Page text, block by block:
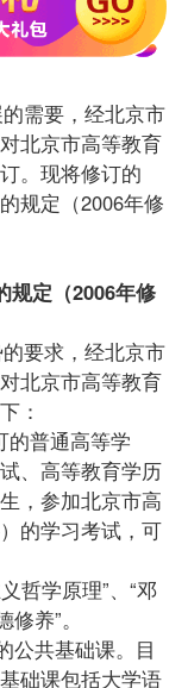
需要，经北京市
北京市高等教育
。现将修订的
规定（2006年修
规定（2006年修
要求，经北京市
北京市高等教育
：
普通高等学
、高等教育学历
，参加北京市高
的学习考试，可
哲学原理”、“邓
养”。
公共基础课。目
础课包括大学语